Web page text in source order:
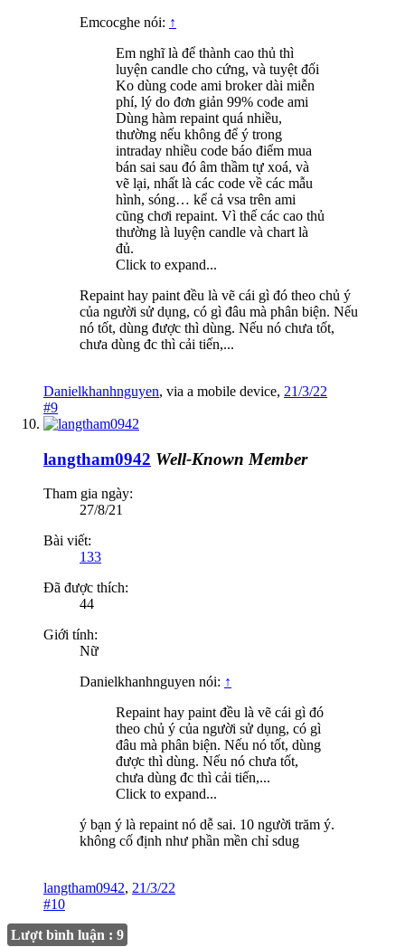
Emcocghe nói: ↑
Em nghĩ là để thành cao thủ thì
luyện candle cho cứng, và tuyệt đối
Ko dùng code ami broker dài miễn
phí, lý do đơn giản 99% code ami
Dùng hàm repaint quá nhiều,
thường nếu không để ý trong
intraday nhiều code báo điểm mua
bán sai sau đó âm thầm tự xoá, và
vẽ lại, nhất là các code về các mẫu
hình, sóng… kể cả vsa trên ami
cũng chơi repaint. Vì thế các cao thủ
thường là luyện candle và chart là
đủ.
Click to expand...
Repaint hay paint đều là vẽ cái gì đó theo chủ ý
của người sử dụng, có gì đâu mà phân biện. Nếu
nó tốt, dùng được thì dùng. Nếu nó chưa tốt,
chưa dùng đc thì cải tiến,...
Danielkhanhnguyen, via a mobile device, 21/3/22
#9
langtham0942 Well-Known Member
Tham gia ngày:
27/8/21
Bài viết:
133
Đã được thích:
44
Giới tính:
Nữ
Danielkhanhnguyen nói: ↑
Repaint hay paint đều là vẽ cái gì đó
theo chủ ý của người sử dụng, có gì
đâu mà phân biện. Nếu nó tốt, dùng
được thì dùng. Nếu nó chưa tốt,
chưa dùng đc thì cải tiến,...
Click to expand...
ý bạn ý là repaint nó dễ sai. 10 người trăm ý.
không cố định như phần mền chỉ sdug
langtham0942, 21/3/22
#10
Lượt bình luận : 9